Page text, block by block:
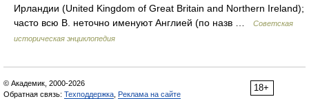
Ирландии (United Kingdom of Great Britain and Northern Ireland);
часто всю В. неточно именуют Англией (по назв …
Советская
историческая энциклопедия
18+
© Академик, 2000-2026
Обратная связь: Техподдержка Реклама на сайте